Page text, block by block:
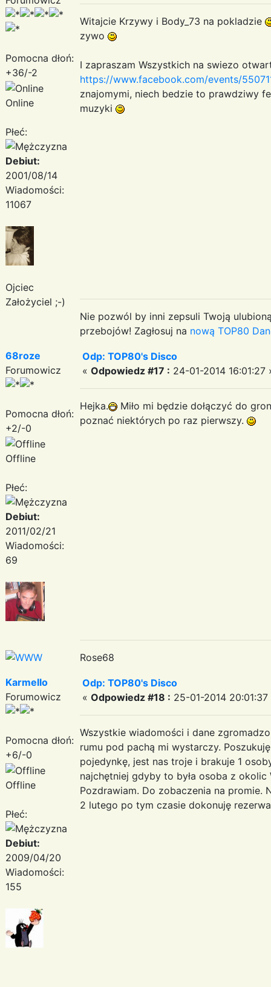
Pomocna dłoń:
+36/-2
Online
Płeć:
Debiut:
2001/08/14
Wiadomości:
11067
Ojciec
Założyciel ;-)
Witajcie Krzywy i Body_73 na pokladzie
zywo
I zapraszam Wszystkich na swiezo
https://www.facebook.com/events/
znajomymi, niech bedzie to prawdziwy
muzyki
Nie pozwól by inni zepsuli Twoją
przebojów! Zagłosuj na nową TOP80
68roze
Forumowicz
Pomocna dłoń:
+2/-0
Offline
Płeć:
Debiut:
2011/02/21
Wiadomości:
69
Odp: TOP80's Disco
« Odpowiedz #17 : 24-01-2014 16:01:27
Hejka.
Miło mi będzie dołączyć do
poznać niektórych po raz pierwszy.
Rose68
Karmello
Forumowicz
Pomocna dłoń:
+6/-0
Offline
Płeć:
Debiut:
2009/04/20
Wiadomości:
155
Odp: TOP80's Disco
« Odpowiedz #18 : 25-01-2014 20:01:37
Wszystkie wiadomości i dane
rumu pod pachą mi wystarczy.
pojedynkę, jest nas troje i brakuje 1
najchętniej gdyby to była osoba z okolic
Pozdrawiam. Do zobaczenia na promie.
2 lutego po tym czasie dokonuję